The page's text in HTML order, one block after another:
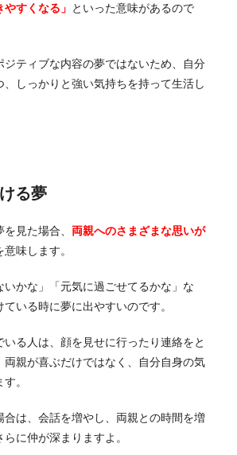
すくなる」 といった意味があるので
ジティブな内容の夢ではないため、自分
、しっかりと強い気持ちを持って生活し
る夢
見た場合、 両親へのさまざまな思いが
意味します。
いかな」「元気に過ごせてるかな」な
いる時に夢に出やすいのです。
いる人は、顔を見せに行ったり連絡をと
両親が喜ぶだけではなく、自分自身の気
。
合は、会話を増やし、両親との時間を増
に仲が深まりますよ。